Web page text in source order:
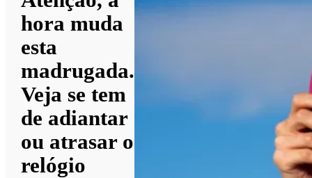
hora muda
esta
madrugada.
Veja se tem
de adiantar
ou atrasar o
relógio